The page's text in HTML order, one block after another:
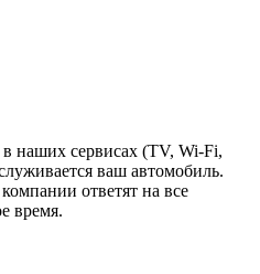
наших сервисах (TV, Wi-Fi,
ваш автомобиль.
ответят на все
время.